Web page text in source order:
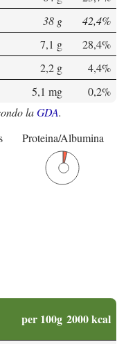
38 g
42,4%
7,1 g
28,4%
2,2 g
4,4%
5,1 mg
0,2%
laGDA.
Proteina/Albumina
per 100g 2000 kcal